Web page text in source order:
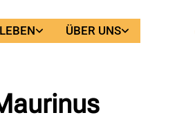
ÜBER UNS